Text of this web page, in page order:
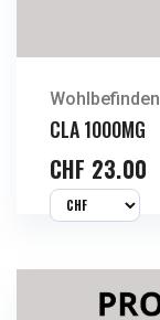
Wohlbefinden
CLA 1000MG
CHF 23.00